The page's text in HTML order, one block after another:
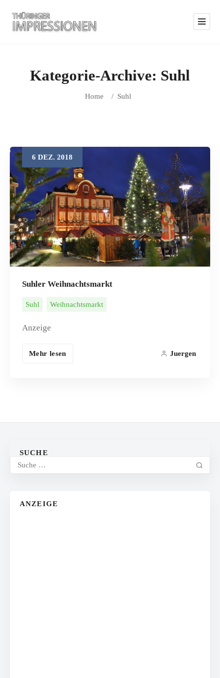
Kategorie-Archive: Suhl
Home / Suhl
6 DEZ. 2018
Suhler Weihnachtsmarkt
Suhl Weihnachtsmarkt
Anzeige
Mehr lesen Juergen
SUCHE
ANZEIGE